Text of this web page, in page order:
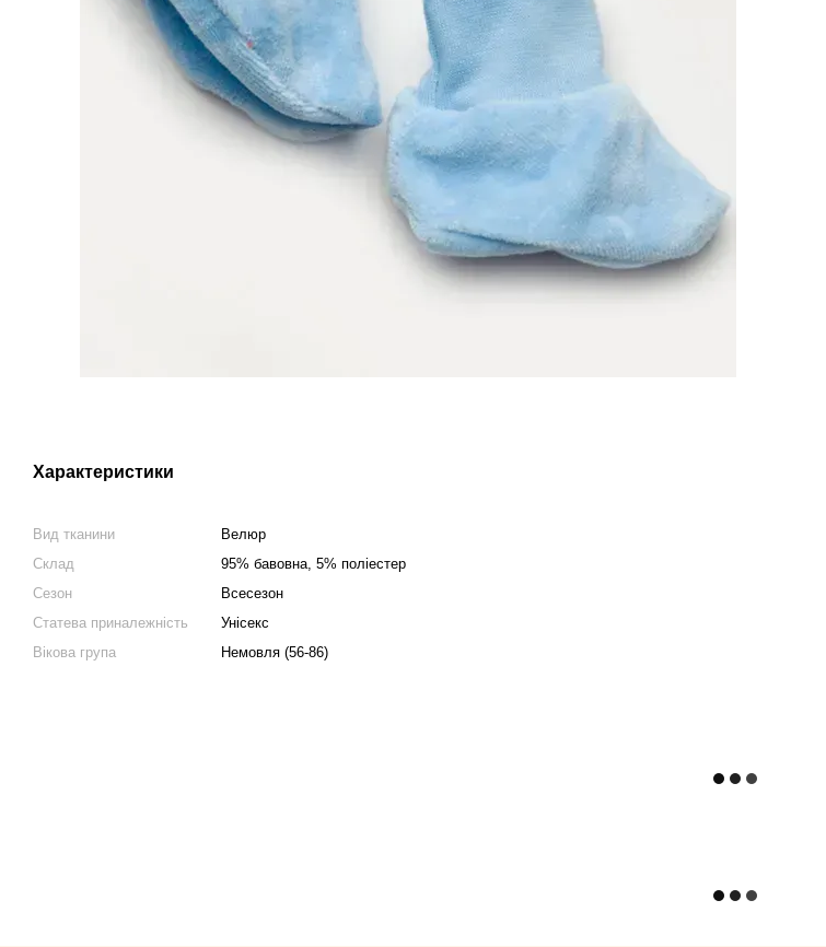
Характеристики
Вид тканини
Велюр
Склад
95% бавовна, 5% поліестер
Сезон
Всесезон
Статева приналежність
Унісекс
Вікова група
Немовля (56-86)